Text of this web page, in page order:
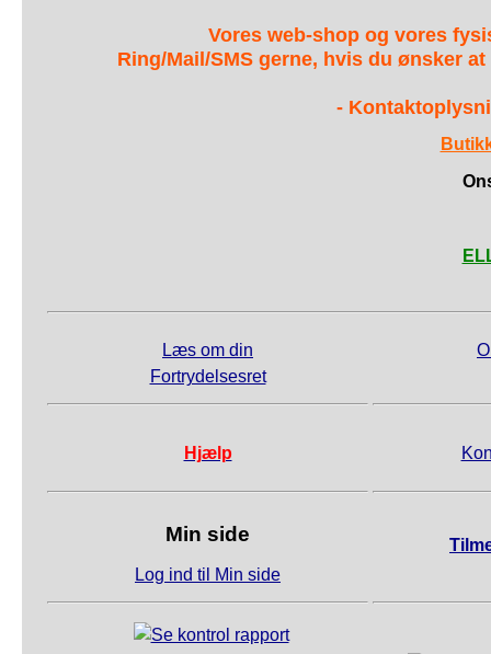
Vores web-shop og vores
Ring/Mail/SMS gerne, hvis du ønsker
-
Læs om din
Fortrydelsesret
Hjælp
Min side
Log ind til Min side